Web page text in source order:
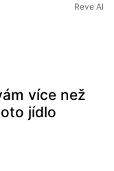
Reve AI
více než
jídlo